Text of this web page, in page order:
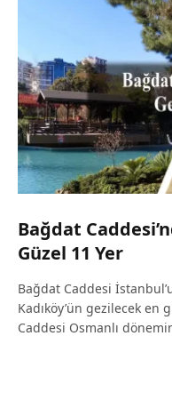
Bağdat
Güzel 11 Yer
Bağdat Caddesi
Kadıköy’ün gezilecek
Caddesi Osmanlı